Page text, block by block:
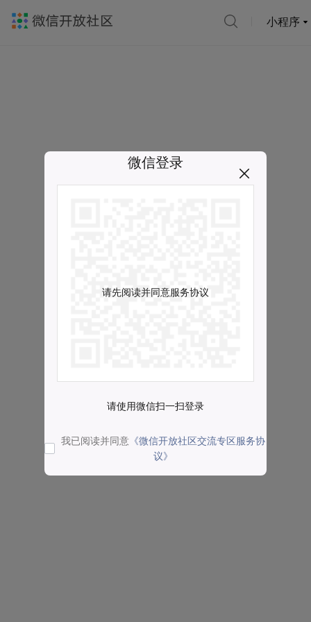
小程序
微信登录
请先阅读并同意服务协议
请使用微信扫一扫登录
我已阅读并同意 《微信开放社区交流专区服务协
议》